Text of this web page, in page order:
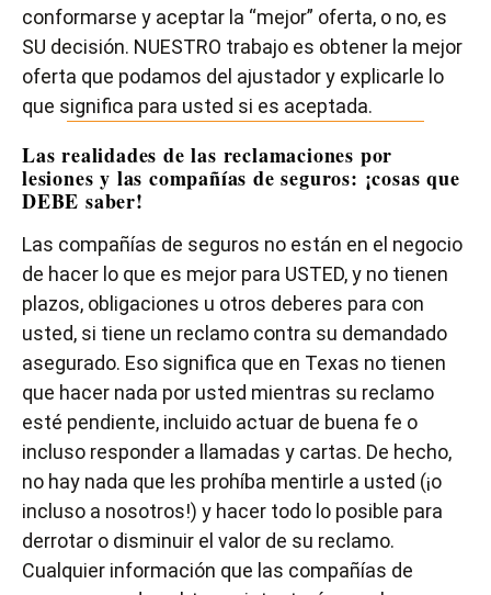
conformarse y aceptar la “mejor” oferta, o no, es
SU decisión. NUESTRO trabajo es obtener la mejor
oferta que podamos del ajustador y explicarle lo
que significa para usted si es aceptada.
Las realidades de las reclamaciones por
lesiones y las compañías de seguros: ¡cosas que
DEBE saber!
Las compañías de seguros no están en el negocio
de hacer lo que es mejor para USTED, y no tienen
plazos, obligaciones u otros deberes para con
usted, si tiene un reclamo contra su demandado
asegurado. Eso significa que en Texas no tienen
que hacer nada por usted mientras su reclamo
esté pendiente, incluido actuar de buena fe o
incluso responder a llamadas y cartas. De hecho,
no hay nada que les prohíba mentirle a usted (¡o
incluso a nosotros!) y hacer todo lo posible para
derrotar o disminuir el valor de su reclamo.
Cualquier información que las compañías de